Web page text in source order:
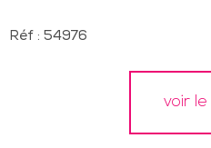
Réf : 54976
voir le